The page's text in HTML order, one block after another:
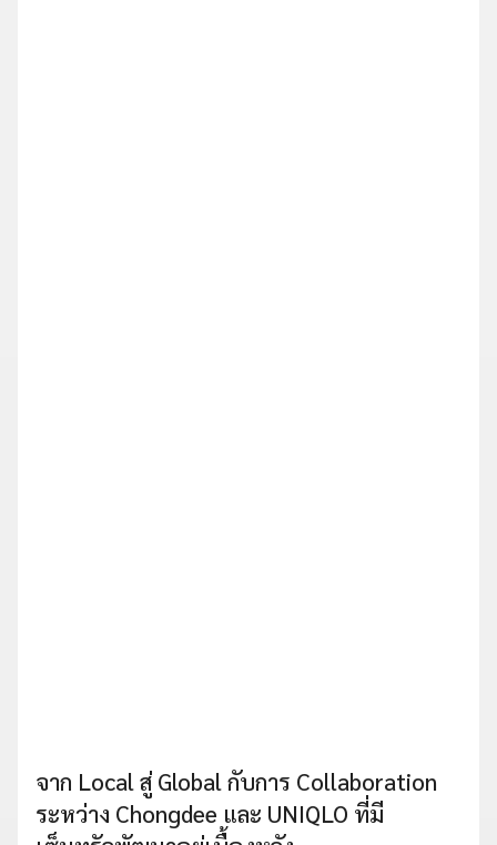
จาก Local สู่ Global กับการ Collaboration
ระหว่าง Chongdee และ UNIQLO ที่มี